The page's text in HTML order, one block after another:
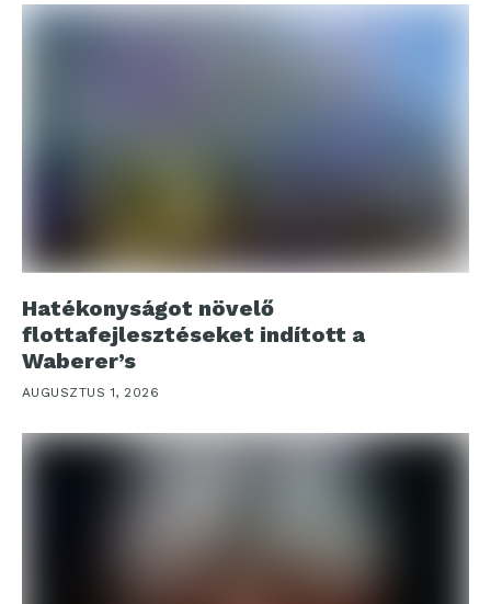
Hatékonyságot növelő
flottafejlesztéseket indított a
Waberer’s
AUGUSZTUS 1, 2026